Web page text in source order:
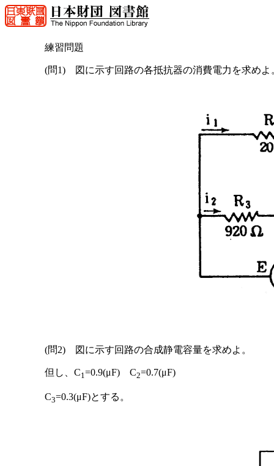
練習問題
(問1) 図に示す回路の各抵抗器の消費電力を求めよ
(問2) 図に示す回路の合成静電容量を求めよ。
但し、C1=0.9(μF) C2=0.7(μF)
C3=0.3(μF)とする。